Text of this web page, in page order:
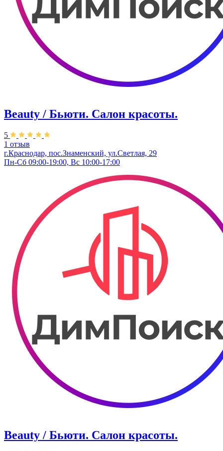
Beauty / Бьюти. Салон красоты.
5
1 отзыв
г.Краснодар, пос.Знаменский, ул.Светлая, 29
Пн-Сб 09:00-19:00, Вс 10:00-17:00
Beauty / Бьюти. Салон красоты.